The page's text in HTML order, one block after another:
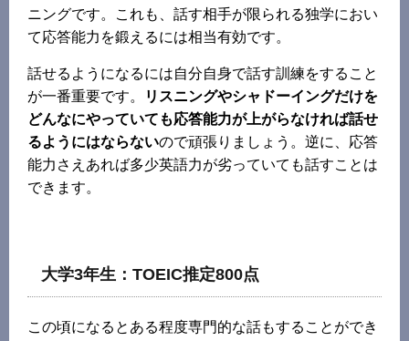
ニングです。これも、話す相手が限られる独学におい
て応答能力を鍛えるには相当有効です。
話せるようになるには自分自身で話す訓練をすること
が一番重要です。
リスニングやシャドーイングだけを
どんなにやっていても応答能力が上がらなければ話せ
るようにはならないので頑張りましょう。逆に、応答
能力さえあれば多少英語力が劣っていても話すことは
できます。
大学3年生：TOEIC推定800点
この頃になるとある程度専門的な話もすることができ